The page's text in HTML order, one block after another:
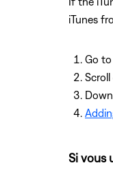
iTunes
Go to
Si vous